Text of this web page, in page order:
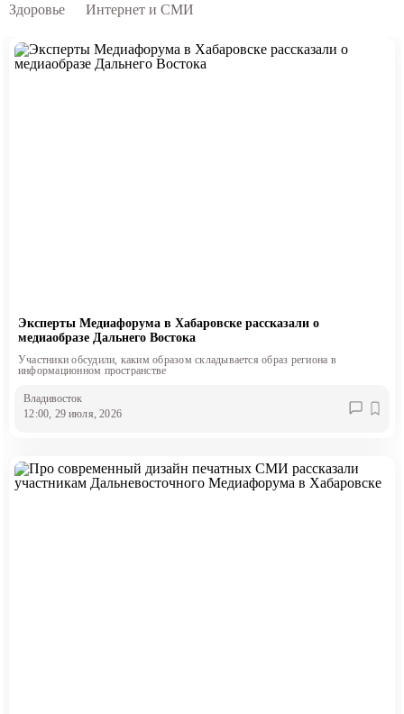
Здоровье Интернет и СМИ
Эксперты Медиафорума в Хабаровске рассказали о
медиаобразе Дальнего Востока
Участники обсудили, каким образом складывается образ региона в
информационном пространстве
Владивосток
12:00, 29 июля, 2026